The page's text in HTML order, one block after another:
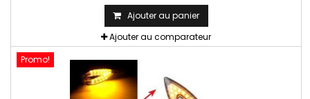
Ajouter au panier
Ajouter au comparateur
Promo!